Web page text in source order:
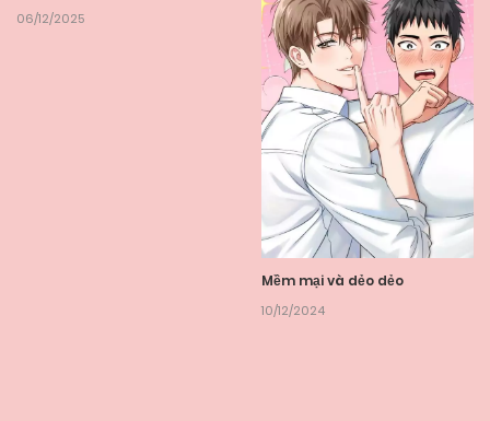
06/12/2025
Mềm mại và dẻo dẻo
10/12/2024